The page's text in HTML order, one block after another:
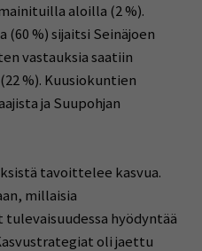
aloilla (2 %).
(60 %) sijaitsi Seinäjoen
vastauksia saatiin
%). Kuusiokuntien
ja Suupohjan
tavoittelee kasvua.
millaisia
hyödyntää
oli jaettu